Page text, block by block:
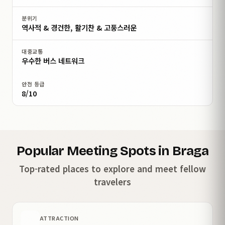
분위기
역사적 & 경건한, 활기찬 & 고풍스러운
대중교통
우수한 버스 네트워크
안전 등급
8/10
Popular Meeting Spots in Braga
Top-rated places to explore and meet fellow
travelers
ATTRACTION